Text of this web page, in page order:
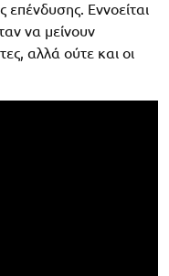
επένδυσης. Εννοείται
να μείνουν
αλλά ούτε και οι